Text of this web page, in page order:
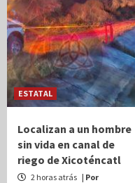
ESTATAL
Localizan a un hombre
sin vida en canal de
riego de Xicoténcatl
2 horas atrás | Por